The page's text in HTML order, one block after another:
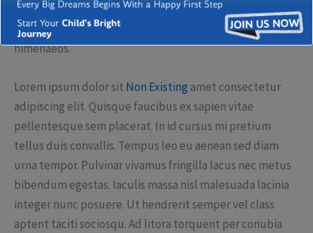
posuere. Ut hendrerit semper vel class aptent taciti
sociosqu. Ad litora torquent per conubia nostra inceptos
himenaeos.
Lorem ipsum dolor sit Non Existing amet consectetur
adipiscing elit. Quisque faucibus ex sapien vitae
pellentesque sem placerat. In id cursus mi pretium
tellus duis convallis. Tempus leo eu aenean sed diam
urna tempor. Pulvinar vivamus fringilla lacus nec metus
bibendum egestas. Iaculis massa nisl malesuada lacinia
integer nunc posuere. Ut hendrerit semper vel class
aptent taciti sociosqu. Ad litora torquent per conubia